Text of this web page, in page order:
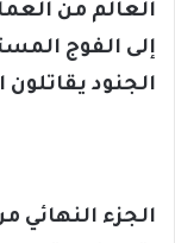
العالم من
إلى الفوج
الجنود يقاتلون
الجزء